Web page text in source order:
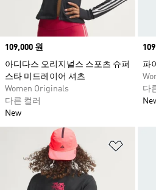
Price
109,000 원
아디다스 오리지널스 스포츠 슈퍼
스타 미드레이어 셔츠
Women Originals
다른 컬러
New
파
다
위시